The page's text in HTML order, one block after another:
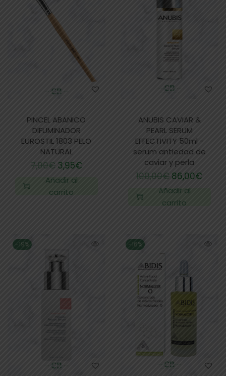
PINCEL ABANICO
DIFUMINADOR
EUROSTIL 1803 PELO
NATURAL
7,00€ 3,95€
Añadir al
carrito
ANUBIS CAVIAR &
PEARL SERUM
EFFECTIVITY 50ml -
serum antiedad de
caviar y perla
100,00€ 86,00€
Añadir al
carrito
-19% -16%